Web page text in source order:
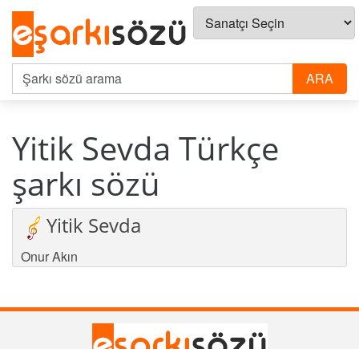
Yitik Sevda Türkçe
şarkı sözü
Yitik Sevda
Onur Akın